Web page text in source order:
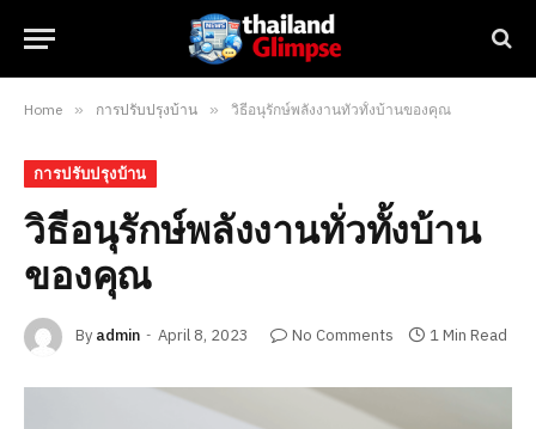
Home » การปรับปรุงบ้าน » วิธีอนุรักษ์พลังงานทั่วทั้งบ้านของคุณ
การปรับปรุงบ้าน
วิธีอนุรักษ์พลังงานทั่วทั้งบ้าน
ของคุณ
By admin April 8, 2023 No Comments 1 Min Read